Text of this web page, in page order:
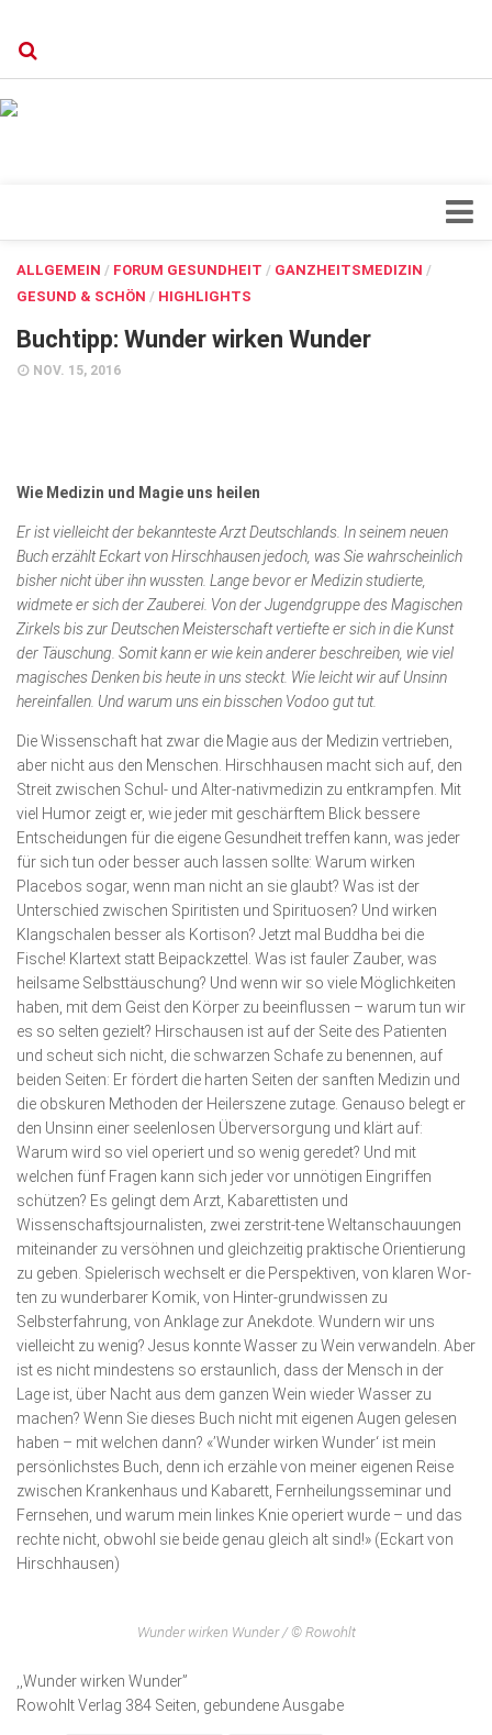
Blick ins Innere
Forschung
Herz & Kreislauf
Orthopädie
Wirtschaft, Recht, Finanzen
Zahn, Mund, Kiefer
Forum Gesundheit
Allgemein
Sehen
Innovationen
Kampf gegen Krebs
Hören
Lebensart
ALLGEMEIN / FORUM GESUNDHEIT / GANZHEITSMEDIZIN /
GESUND & SCHÖN / HIGHLIGHTS
Buchtipp: Wunder wirken Wunder
NOV. 15, 2016
Wie Medizin und Magie uns heilen
Er ist vielleicht der bekannteste Arzt Deutschlands. In seinem neuen
Buch erzählt Eckart von Hirschhausen jedoch, was Sie wahrscheinlich
bisher nicht über ihn wussten. Lange bevor er Medizin studierte,
widmete er sich der Zauberei. Von der Jugendgruppe des Magischen
Zirkels bis zur Deutschen Meisterschaft vertiefte er sich in die Kunst
der Täuschung. Somit kann er wie kein anderer beschreiben, wie viel
magisches Denken bis heute in uns steckt. Wie leicht wir auf Unsinn
hereinfallen. Und warum uns ein bisschen Vodoo gut tut.
Die Wissenschaft hat zwar die Magie aus der Medizin vertrieben,
aber nicht aus den Menschen. Hirschhausen macht sich auf, den
Streit zwischen Schul- und Alter-nativ­medizin zu entkrampfen. Mit
viel Humor zeigt er, wie jeder mit geschärftem Blick bessere
Entscheidungen für die eigene Gesundheit treffen kann, was jeder
für sich tun oder besser auch lassen sollte: Warum wirken
Placebos sogar, wenn man nicht an sie glaubt? Was ist der
Unterschied zwischen Spiritisten und Spirituosen? Und wirken
Klangschalen besser als Kortison? Jetzt mal Buddha bei die
Fische! Klartext statt Beipackzettel. Was ist fauler Zauber, was
heilsame Selbsttäuschung? Und wenn wir so viele Möglichkeiten
haben, mit dem Geist den Körper zu beeinflussen – warum tun wir
es so selten gezielt? Hirschausen ist auf der Seite des Patienten
und scheut sich nicht, die schwarzen Schafe zu benennen, auf
beiden Seiten: Er fördert die harten Seiten der sanften Medizin und
die obskuren Methoden der Heilerszene zutage. Genauso belegt er
den Unsinn einer seelenlosen Überversorgung und klärt auf:
Warum wird so viel operiert und so wenig geredet? Und mit
welchen fünf Fragen kann sich jeder vor unnötigen Eingriffen
schützen? Es gelingt dem Arzt, Kabarettisten und
Wissenschaftsjournalisten, zwei zerstrit-tene Weltanschauungen
miteinander zu versöhnen und gleichzeitig praktische Orientie­rung
zu geben. Spielerisch wechselt er die Perspektiven, von klaren Wor-
ten zu wunderbarer Komik, von Hinter-grundwissen zu
Selbsterfahrung, von Anklage zur Anek­dote. Wundern wir uns
vielleicht zu wenig? Jesus konnte Wasser zu Wein verwandeln. Aber
ist es nicht mindes­tens so erstaunlich, dass der Mensch in der
Lage ist, über Nacht aus dem ganzen Wein wieder Wasser zu
machen? Wenn Sie dieses Buch nicht mit eigenen Augen gelesen
haben – mit welchen dann? «’Wunder wirken Wunder‘ ist mein
persönlichstes Buch, denn ich erzähle von meiner eigenen Reise
zwischen Krankenhaus und Kabarett, Fernheilungsseminar und
Fern­sehen, und warum mein linkes Knie operiert wurde – und das
rechte nicht, obwohl sie beide genau gleich alt sind!» (Eckart von
Hirschhausen)
Wunder wirken Wunder / © Rowohlt
,,Wunder wirken Wunder”
Rowohlt Verlag 384 Seiten, gebundene Ausgabe